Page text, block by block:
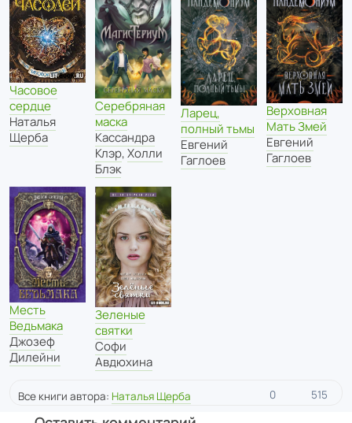
Часовое
сердце
Наталья
Щерба
Серебряная
маска
Кассандра
Клэр,Холли
Блэк
Ларец,
полный тьмы
Евгений
Гаглоев
Верховная
Мать Змей
Евгений
Гаглоев
Месть
Ведьмака
Джозеф
Дилейни
Зеленые
святки
Софи
Авдюхина
Все книги автора: Наталья Щерба 0 515